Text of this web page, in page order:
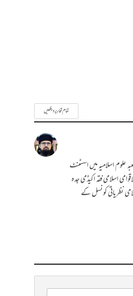
تمام تحاریر دیکھیں
علوم اسلامیہ میں اسسٹنٹ
اسلامی فقہ اکیڈمی جدہ
نظریاتی کونسل کے